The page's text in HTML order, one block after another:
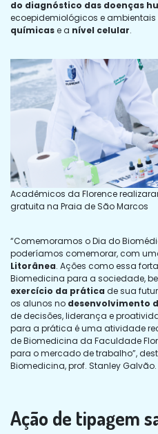
do diagnóstico das doenças
ecoepidemiológicos e ambientais
químicase a nível celular.
Acadêmicos da Florence
gratuita na Praia de São Marcos
“Comemoramos o Dia do
poderíamos comemorar, com
Litorânea. Ações como essa
Biomedicina para a sociedade,
exercício da prática de sua
os alunos no desenvolvimento
de decisões, liderança e
para a prática é uma atividade
de Biomedicina da Faculdade
para o mercado de trabalho”,
Biomedicina, prof. Stanley Galvão.
Ação de tipagem